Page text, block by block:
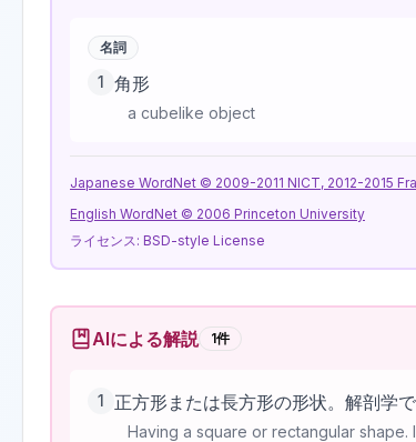
名詞
1 角形
a cubelike object
Japanese WordNet © 2009-2011 NICT, 2012-2015
English WordNet © 2006 Princeton University
ライセンス: BSD-style License
AIによる解説 1件
1 正方形または長方形の形状。解剖学
Having a square or rectangular